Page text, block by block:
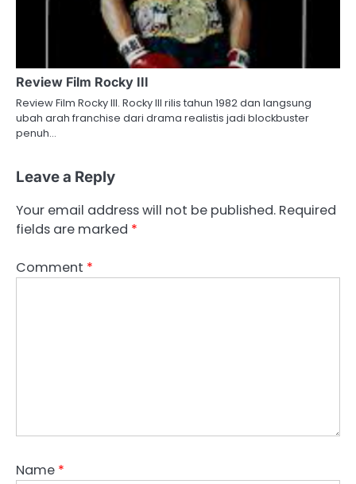
Review Film Rocky III
Review Film Rocky III. Rocky III rilis tahun 1982 dan langsung
ubah arah franchise dari drama realistis jadi blockbuster
penuh…
Leave a Reply
Your email address will not be published. Required
fields are marked *
Comment *
Name *